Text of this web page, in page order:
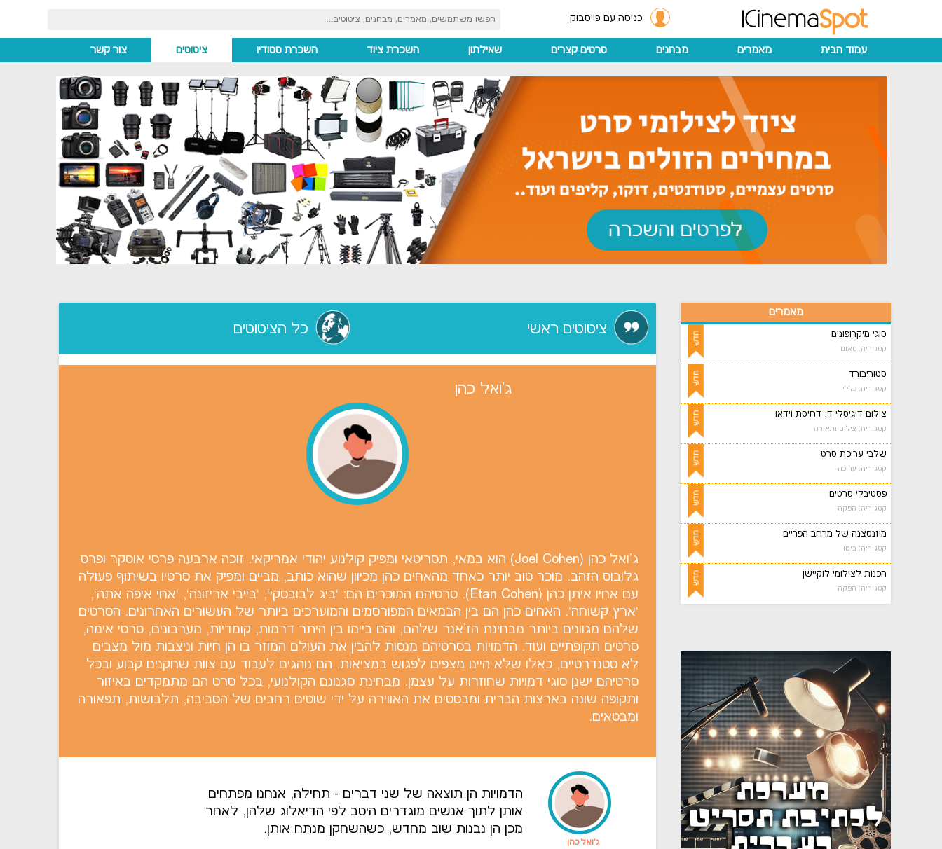
כניסה עם פייסבוק
עמוד הבית מאמרים מבחנים סרטים קצרים שאילתון השכרת ציוד השכרת סטודיו ציטוטים צור קשר
מאמרים
סוגי מיקרופונים
קטגוריה: סאונד
סטוריבורד
קטגוריה: כללי
צילום דיגיטלי ד: דחיסת וידאו
קטגוריה: צילום ותאורה
שלבי עריכת סרט
קטגוריה: עריכה
פסטיבלי סרטים
קטגוריה: הפקה
מיזנסצנה של מרחב הפריים
קטגוריה: בימוי
הכנות לצילומי לוקיישן
קטגוריה: הפקה
ציטוטים ראשי כל הציטוטים
ג'ואל כהן
ג'ואל כהן (Joel Cohen) הוא במאי, תסריטאי ומפיק קולנוע יהודי אמריקאי. זוכה ארבעה פרסי אוסקר ופרס
גלובוס הזהב. מוכר טוב יותר כאחד מהאחים כהן מכיוון שהוא כותב, מביים ומפיק את סרטיו בשיתוף פעולה
עם אחיו איתן כהן (Etan Cohen). סרטיהם המוכרים הם: `ביג לבובסקי`, `בייבי אריזונה`, `אחי איפה אתה`,
`ארץ קשוחה`. האחים כהן הם בין הבמאים המפורסמים והמוערכים ביותר של העשורים האחרונים. הסרטים
שלהם מגוונים ביותר מבחינת הז'אנר שלהם, והם ביימו בין היתר דרמות, קומדיות, מערבונים, סרטי אימה,
סרטים תקופתיים ועוד. הדמויות בסרטיהם מנסות להבין את העולם המוזר בו הן חיות וניצבות מול מצבים
לא סטנדרטיים, כאלו שלא היינו מצפים לפגוש במציאות. הם נוהגים לעבוד עם צוות שחקנים קבוע ובכל
סרטיהם ישנן סוגי דמויות שחוזרות על עצמן. מבחינת סגנונם הקולנועי, בכל סרט הם מתמקדים באיזור
ותקופה שונה בארצות הברית ומבססים את האווירה על ידי שוטים רחבים של הסביבה, תלבושות, תפאורה
ומבטאים.
ג'ואל כהן
הדמויות הן תוצאה של שני דברים - תחילה, אנחנו מפתחים
אותן לתוך אנשים מוגדרים היטב לפי הדיאלוג שלהן, לאחר
מכן הן נבנות שוב מחדש, כשהשחקן מנתח אותן.